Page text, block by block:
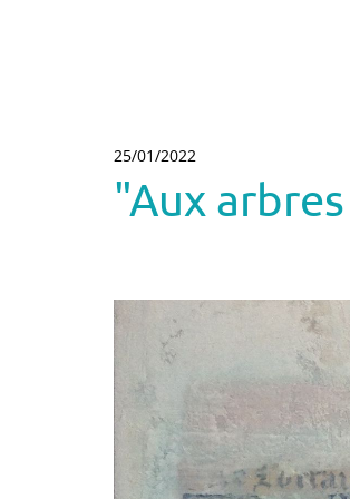
25/01/2022
"Aux